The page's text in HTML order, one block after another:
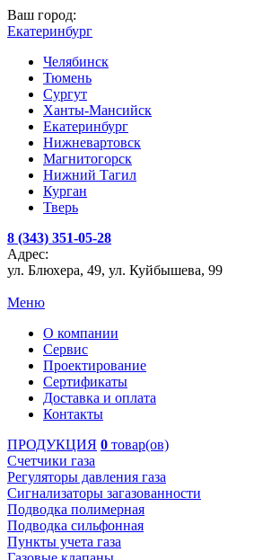
Ваш город:
Екатеринбург
Челябинск
Тюмень
Сургут
Ханты-Мансийск
Екатеринбург
Нижневартовск
Магнитогорск
Нижний Тагил
Курган
Тверь
8 (343) 351-05-28
Адрес:
ул. Блюхера, 49, ул. Куйбышева, 99
Меню
О компании
Сервис
Проектирование
Сертификаты
Доставка и оплата
Контакты
ПРОДУКЦИЯ 0 товар(ов)
Счетчики газа
Регуляторы давления газа
Сигнализаторы загазованности
Подводка полимерная
Подводка сильфонная
Пункты учета газа